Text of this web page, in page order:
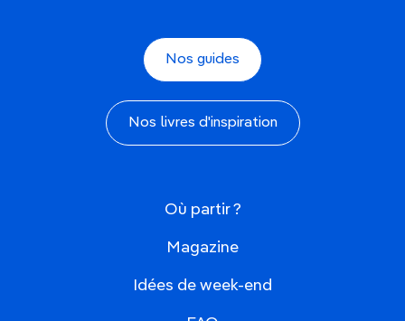
Nos guides
Nos livres d'inspiration
Où partir ?
Magazine
Idées de week-end